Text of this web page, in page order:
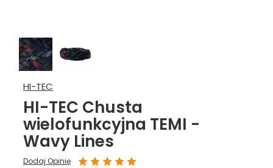
HI-TEC
HI-TEC Chusta
wielofunkcyjna TEMI -
Wavy Lines
Dodaj Opinię